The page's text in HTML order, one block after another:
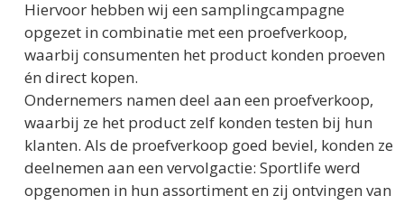
Hiervoor hebben wij een samplingcampagne
opgezet in combinatie met een proefverkoop,
waarbij consumenten het product konden proeven
én direct kopen.
Ondernemers namen deel aan een proefverkoop,
waarbij ze het product zelf konden testen bij hun
klanten. Als de proefverkoop goed beviel, konden ze
deelnemen aan een vervolgactie: Sportlife werd
opgenomen in hun assortiment en zij ontvingen van